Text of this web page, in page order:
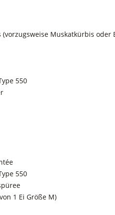
(vorzugsweise Muskatkürbis oder
550
550
1 Ei Größe M)